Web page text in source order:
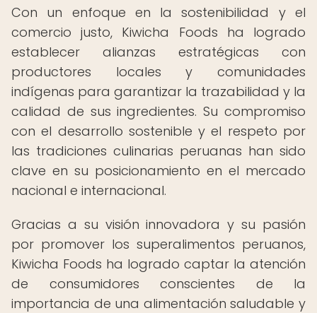
Con un enfoque en la sostenibilidad y el
comercio justo, Kiwicha Foods ha logrado
establecer alianzas estratégicas con
productores locales y comunidades
indígenas para garantizar la trazabilidad y la
calidad de sus ingredientes. Su compromiso
con el desarrollo sostenible y el respeto por
las tradiciones culinarias peruanas han sido
clave en su posicionamiento en el mercado
nacional e internacional.
Gracias a su visión innovadora y su pasión
por promover los superalimentos peruanos,
Kiwicha Foods ha logrado captar la atención
de consumidores conscientes de la
importancia de una alimentación saludable y